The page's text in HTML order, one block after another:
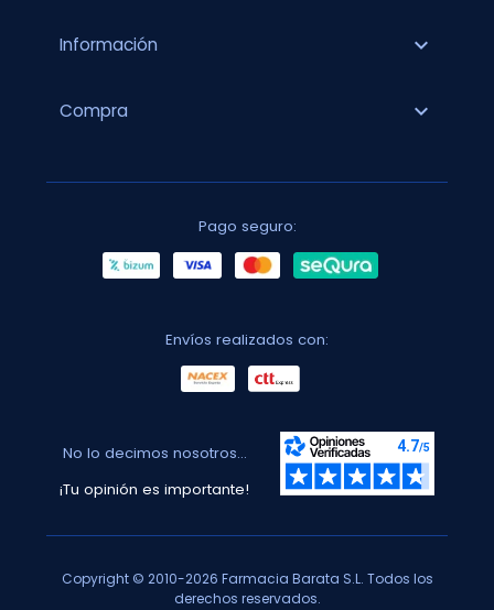
Información expand_more
Compra expand_more
Pago seguro:
Envíos realizados con:
No lo decimos nosotros...
¡Tu opinión es importante!
Copyright © 2010-2026 Farmacia Barata S.L. Todos los
derechos reservados.